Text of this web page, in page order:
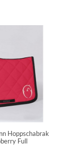
Hoppschabrak
Full